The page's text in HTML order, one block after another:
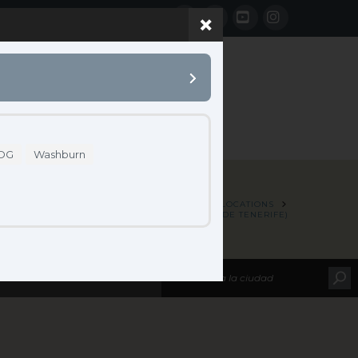
Facebook
LinkedInYouTubeInstagram
MAP LOCATIONS
AUDIO-VÍDEO PRO CANARIAS (SANTA CRUZ DE TENERIFE)
Washburn